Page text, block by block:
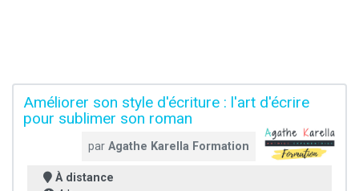
Améliorer son style d'écriture : l'art d'écrire
pour sublimer son roman
par Agathe Karella Formation
À distance